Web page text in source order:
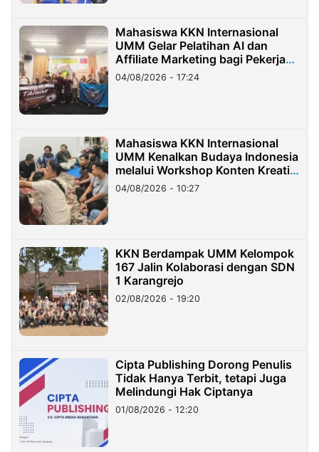
Mahasiswa KKN Internasional
UMM Gelar Pelatihan AI dan
Affiliate Marketing bagi Pekerja
Migran Indonesia di Taiwan
04/08/2026 - 17:24
Mahasiswa KKN Internasional
UMM Kenalkan Budaya Indonesia
melalui Workshop Konten Kreatif
di Taiwan
04/08/2026 - 10:27
KKN Berdampak UMM Kelompok
167 Jalin Kolaborasi dengan SDN
1 Karangrejo
02/08/2026 - 19:20
Cipta Publishing Dorong Penulis
Tidak Hanya Terbit, tetapi Juga
Melindungi Hak Ciptanya
01/08/2026 - 12:20